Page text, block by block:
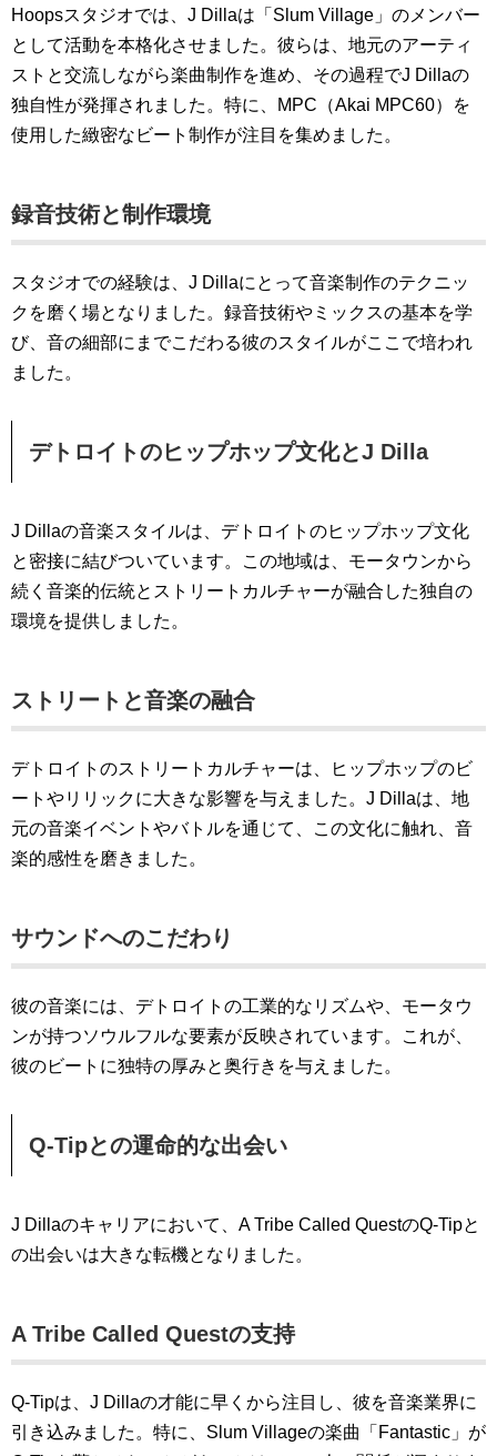
Hoopsスタジオでは、J Dillaは「Slum Village」のメンバー
として活動を本格化させました。彼らは、地元のアーティ
ストと交流しながら楽曲制作を進め、その過程でJ Dillaの
独自性が発揮されました。特に、MPC（Akai MPC60）を
使用した緻密なビート制作が注目を集めました。
録音技術と制作環境
スタジオでの経験は、J Dillaにとって音楽制作のテクニッ
クを磨く場となりました。録音技術やミックスの基本を学
び、音の細部にまでこだわる彼のスタイルがここで培われ
ました。
デトロイトのヒップホップ文化とJ Dilla
J Dillaの音楽スタイルは、デトロイトのヒップホップ文化
と密接に結びついています。この地域は、モータウンから
続く音楽的伝統とストリートカルチャーが融合した独自の
環境を提供しました。
ストリートと音楽の融合
デトロイトのストリートカルチャーは、ヒップホップのビ
ートやリリックに大きな影響を与えました。J Dillaは、地
元の音楽イベントやバトルを通じて、この文化に触れ、音
楽的感性を磨きました。
サウンドへのこだわり
彼の音楽には、デトロイトの工業的なリズムや、モータウ
ンが持つソウルフルな要素が反映されています。これが、
彼のビートに独特の厚みと奥行きを与えました。
Q-Tipとの運命的な出会い
J Dillaのキャリアにおいて、A Tribe Called QuestのQ-Tipと
の出会いは大きな転機となりました。
A Tribe Called Questの支持
Q-Tipは、J Dillaの才能に早くから注目し、彼を音楽業界に
引き込みました。特に、Slum Villageの楽曲「Fantastic」が